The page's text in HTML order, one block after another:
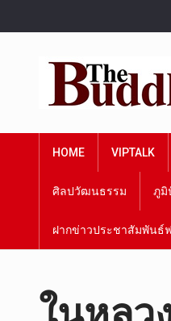
HOME VIPTALK
ศิลปวัฒนธรรม ภูมิ
ฝากข่าวประชาสัมพันธ์